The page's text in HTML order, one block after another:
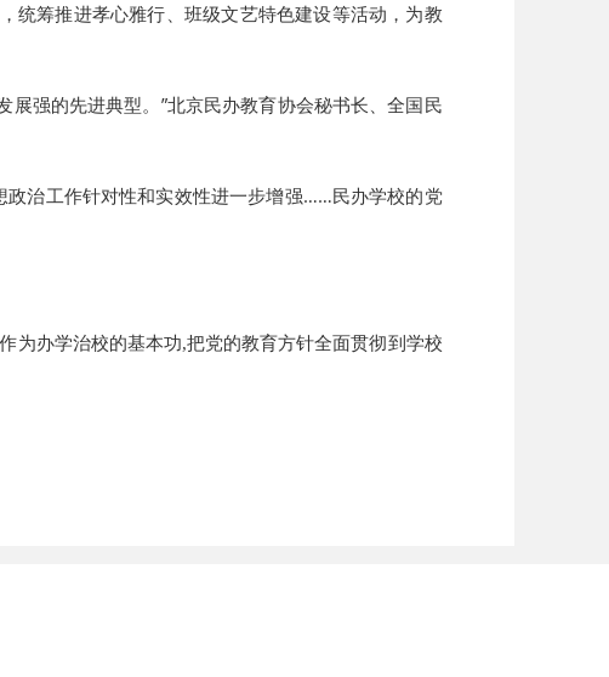
统筹推进孝心雅行、班级文艺特色建设等活动，为教
强的先进典型。”北京民办教育协会秘书长、全国民
政治工作针对性和实效性进一步增强……民办学校的党
为办学治校的基本功,把党的教育方针全面贯彻到学校